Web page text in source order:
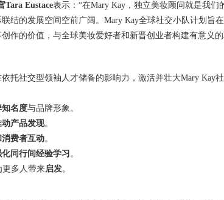
Tara Eustace表示：“在Mary Kay，独立美妆顾问就是我们
结的发展空间空前广阔。Mary Kay全球社交小队计划旨
作的价值，与全球美妆爱好者和新晋创业者构建有意义
托社交型领袖人才储备的影响力，激活并壮大Mary Kay
名度与品牌形象。
动产品发现。
费者互动。
化同行间经验学习 。
更多人带来启发。